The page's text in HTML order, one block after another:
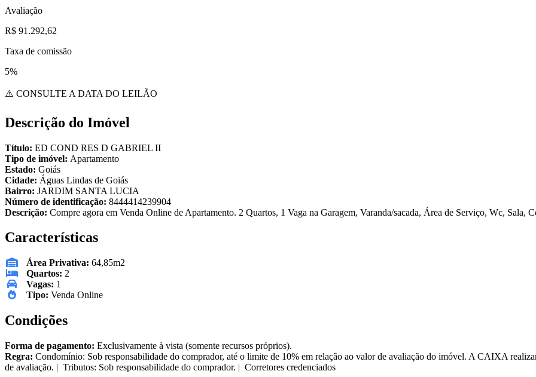
Avaliação
R$ 91.292,62
Taxa de comissão
5%
⚠️ CONSULTE A DATA DO LEILÃO
Descrição do Imóvel
Título: ED COND RES D GABRIEL II
Tipo de imóvel: Apartamento
Estado: Goiás
Cidade: Águas Lindas de Goiás
Bairro: JARDIM SANTA LUCIA
Número de identificação: 8444414239904
Descrição: Compre agora em Venda Online de Apartamento. 2 Quartos, 1 Vaga na Garagem, Varanda/sacada, Área de Serviço, Wc, Sala,
Características
Área Privativa: 64,85m2
Quartos: 2
Vagas: 1
Tipo: Venda Online
Condições
Forma de pagamento: Exclusivamente à vista (somente recursos próprios).
Regra: Condomínio: Sob responsabilidade do comprador, até o limite de 10% em relação ao valor de avaliação do imóvel. A CAIXA
de avaliação. | Tributos: Sob responsabilidade do comprador. | Corretores credenciados